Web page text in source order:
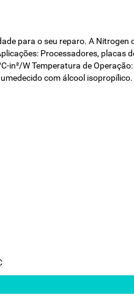
para o seu reparo. A
Processadores, placas
in²/W Temperatura de
com álcool isopropílico.